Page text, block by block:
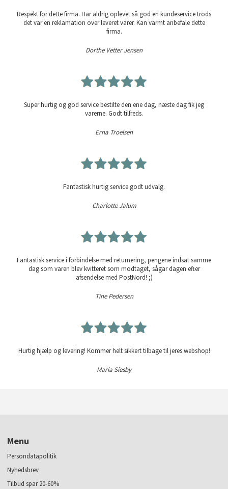
Respekt for dette firma. Har aldrig oplevet så god en kundeservice trods
det var en reklamation over leveret varer. Kan varmt anbefale dette
firma.
Dorthe Vetter Jensen
Super hurtig og god service bestilte den ene dag, næste dag fik jeg
varerne. Godt tilfreds.
Erna Troelsen
Fantastisk hurtig service godt udvalg.
Charlotte Jalum
Fantastisk service i forbindelse med returnering, pengene indsat samme
dag som varen blev kvitteret som modtaget, sågar dagen efter
afsendelse med PostNord! ;)
Tine Pedersen
Hurtig hjælp og levering! Kommer helt sikkert tilbage til jeres webshop!
Maria Siesby
Menu
Persondatapolitik
Nyhedsbrev
Tilbud spar 20-60%